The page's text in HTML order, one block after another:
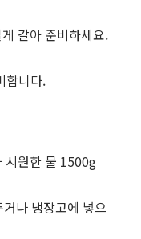
갈아 준비하세요.
합니다.
시원한 물 1500g
나 냉장고에 넣으